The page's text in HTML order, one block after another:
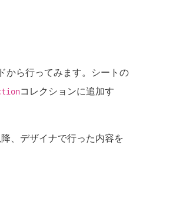
から行ってみます。シートの
コレクションに追加す
、デザイナで行った内容を